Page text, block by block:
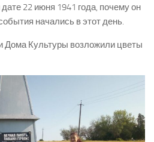
22 июня 1941 года, почему он
начались в этот день.
Дома Культуры возложили цветы